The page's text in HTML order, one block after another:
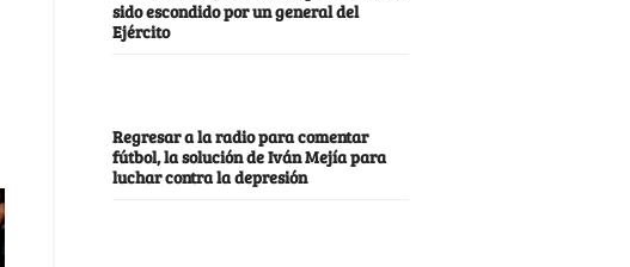
sido escondido por un general del
Ejército
Regresar a la radio para comentar
fútbol, la solución de Iván Mejía para
luchar contra la depresión